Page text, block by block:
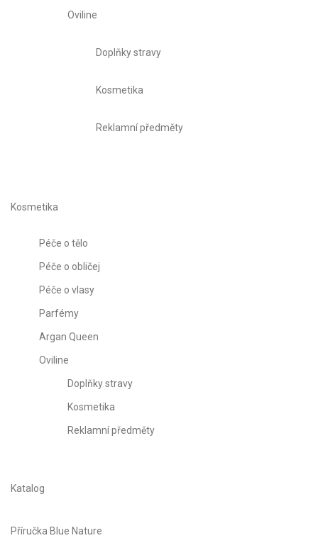
Oviline
Doplňky stravy
Kosmetika
Reklamní předměty
Kosmetika
Péče o tělo
Péče o obličej
Péče o vlasy
Parfémy
Argan Queen
Oviline
Doplňky stravy
Kosmetika
Reklamní předměty
Katalog
Příručka Blue Nature